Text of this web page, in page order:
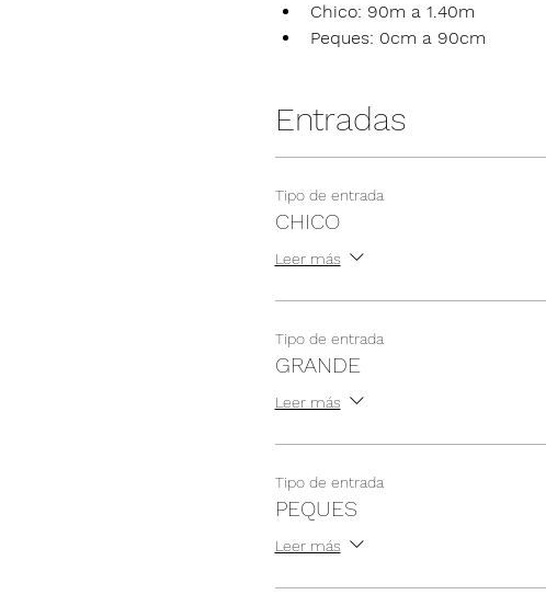
Chico: 90m a 1.40m
Peques: 0cm a 90cm
Entradas
Tipo de entrada
CHICO
Leer más
Tipo de entrada
GRANDE
Leer más
Tipo de entrada
PEQUES
Leer más